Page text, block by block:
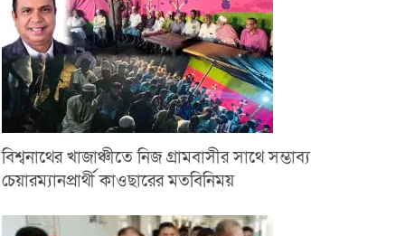
বিশ্বনাথের খাজাঞ্চীতে নিজ গ্রামবাসীর সাথে সম্ভাব্য
চেয়ারম্যানপ্রার্থী কাওছারের মতবিনিময়